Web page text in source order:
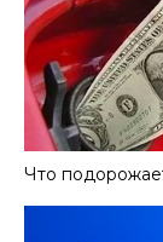
Что